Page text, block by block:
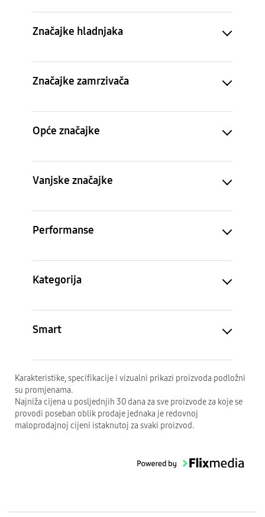
Značajke hladnjaka
Značajke zamrzivača
Opće značajke
Vanjske značajke
Performanse
Kategorija
Smart
Karakteristike, specifikacije i vizualni prikazi proizvoda podložni
su promjenama.
Najniža cijena u posljednjih 30 dana za sve proizvode za koje se
provodi poseban oblik prodaje jednaka je redovnoj
maloprodajnoj cijeni istaknutoj za svaki proizvod.